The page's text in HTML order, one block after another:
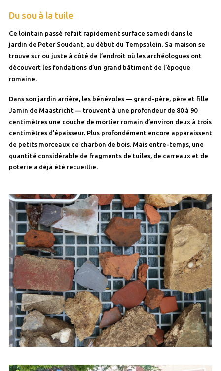
Du sou à la tuile
Ce lointain passé refait rapidement surface samedi dans le
jardin de Peter Soudant, au début du Tempsplein. Sa maison se
trouve sur ou juste à côté de l’endroit où les archéologues ont
découvert les fondations d’un grand bâtiment de l’époque
romaine.
Dans son jardin arrière, les bénévoles — grand-père, père et fille
Jamin de Maastricht — trouvent à une profondeur de 80 à 90
centimètres une couche de mortier romain d’environ deux à trois
centimètres d’épaisseur. Plus profondément encore apparaissent
de petits morceaux de charbon de bois. Mais entre-temps, une
quantité considérable de fragments de tuiles, de carreaux et de
poterie a déjà été recueillie.